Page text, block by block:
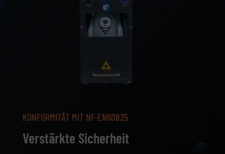
KONFORMITÄT MIT NF-EN60825
Verstärkte Sicherheit